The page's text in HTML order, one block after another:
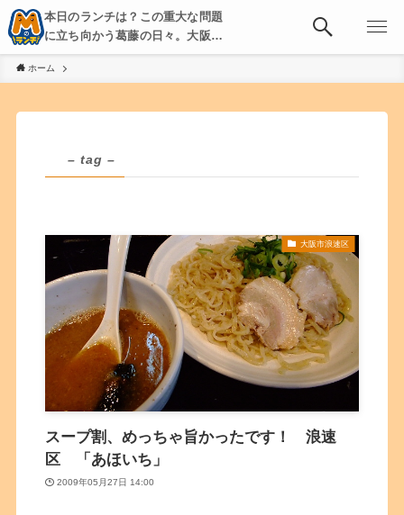
本日のランチは？この重大な問題
に立ち向かう葛藤の日々。大阪・
京都・神戸を中心とした食べ歩
き、飲み歩きを綴る。
ホーム
– tag –
大阪市浪速区
スープ割、めっちゃ旨かったです！ 浪速
区 「あほいち」
2009年05月27日 14:00